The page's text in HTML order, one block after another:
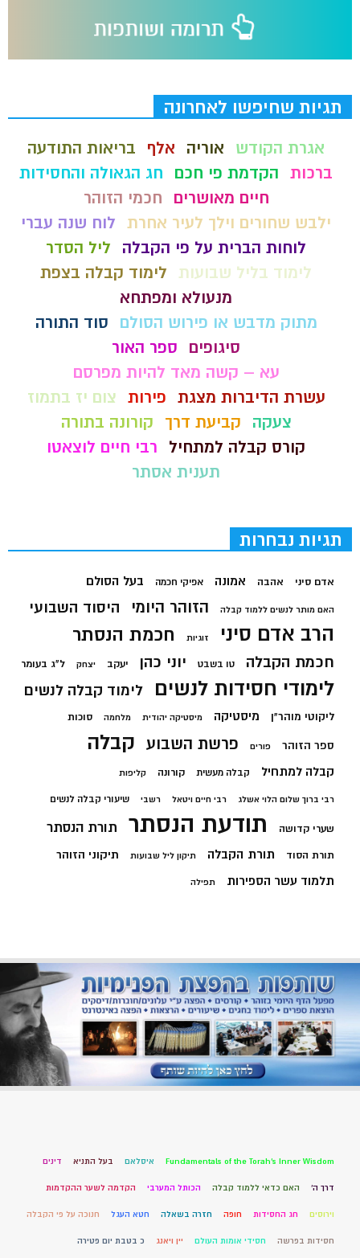
תגיות שחיפשו לאחרונה
אגרת הקודש אוריה אלף
בריאות התודעה
ברכות הקדמת פי חכם
חג הגאולה והחסידות
חיים מאושרים
חכמי הזוהר
ילבש שחורים וילך לעיר אחרת לוח שנה עברי
לוחות הברית על פי הקבלה
ליל הסדר
לימוד בליל שבועות
לימוד קבלה בצפת
מנעולא ומפתחא
מתוק מדבש או פירוש הסולם
סוד התורה
סיגופים
ספר האור
עא – קשה מאד להיות מפרסם
עשרת הדיברות מצגת פירות צום יז בתמוז
צעקה
קביעת דרך
קורונה בתורה
קורס קבלה למתחיל
רבי חיים לוצאטו
תענית אסתר
תגיות נבחרות
אדם סיני אהבה אמונה אפיקי חכמה בעל הסולם
האם מותר לנשים ללמוד קבלה הזוהר היומי היסוד השבועי
הרב אדם סיני זוגיות חכמת הנסתר
חכמת הקבלה טו בשבט יוני כהן יעקב יצחק ל"ג בעומר
לימודי חסידות לנשים לימוד קבלה לנשים
ליקוטי מוהר"ן מיסטיקה מיסטיקה יהודית מלחמה סוכות
ספר הזוהר פורים פרשת השבוע קבלה
קבלה למתחיל קבלה מעשית קורונה קליפות
רבי ברוך שלום הלוי אשלג רבי חיים ויטאל רשבי שיעורי קבלה לנשים
שערי קדושה תודעת הנסתר תורת הנסתר
תורת הסוד תורת הקבלה תיקון ליל שבועות תיקוני הזוהר
תלמוד עשר הספירות תפילה
Fundamentals of the Torah’s Inner Wisdom איסלאם בעל התניא דינים
דרך ה' האם כדאי ללמוד קבלה הכותל המערבי הקדמה לשער ההקדמות
וירוסים חג החסידות חופה חזרה בשאלה חטא העגל חנוכה על פי הקבלה
חסידות בפרשה חסידי אומות העולם יין ויאנג כ בטבת יום פטירה